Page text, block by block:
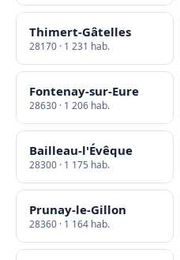
Thimert-Gâtelles
28170 · 1 231 hab.
Fontenay-sur-Eure
28630 · 1 206 hab.
Bailleau-l'Évêque
28300 · 1 175 hab.
Prunay-le-Gillon
28360 · 1 164 hab.